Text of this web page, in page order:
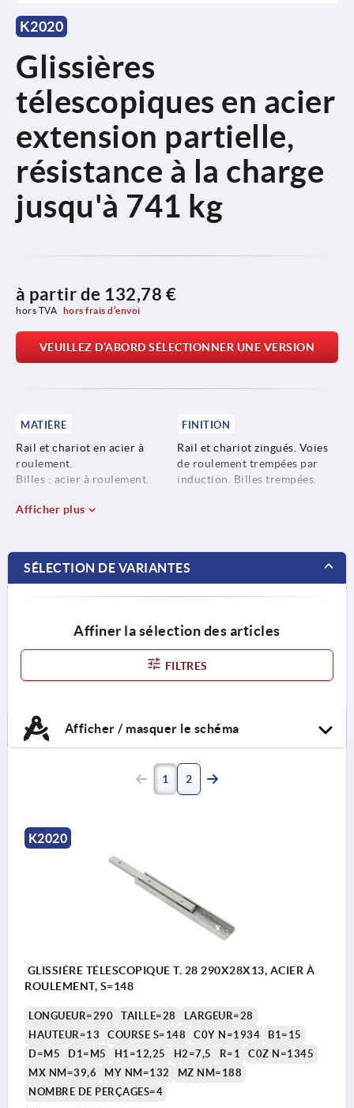
K2020
Glissières
télescopiques en acier
extension partielle,
résistance à la charge
jusqu'à 741 kg
à partir de 132,78 €
hors TVA hors frais d’envoi
VEUILLEZ D’ABORD SÉLECTIONNER UNE VERSION
MATIÈRE
Rail et chariot en acier à
roulement.
Billes : acier à roulement.
FINITION
Rail et chariot zingués. Voies
de roulement trempées par
induction. Billes trempées.
Afficher plus
SÉLECTION DE VARIANTES
Affiner la sélection des articles
FILTRES
Afficher / masquer le schéma
1 2
K2020
GLISSIÉRE TÉLESCOPIQUE T. 28 290X28X13, ACIER À
ROULEMENT, S=148
LONGUEUR=290 TAILLE=28
LARGEUR=28
HAUTEUR=13
COURSE S=148 C0Y N=1934
B1=15
D=M5
D1=M5 H1=12,25 H2=7,5 R=1
C0Z N=1345
MX NM=39,6
MY NM=132
MZ NM=188
NOMBRE DE PERÇAGES=4